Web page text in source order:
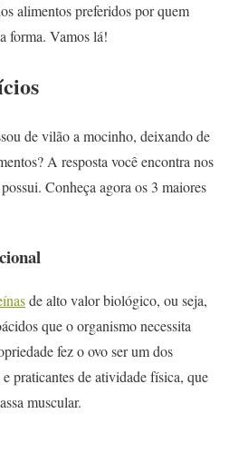
alimentos preferidos por quem
forma. Vamos lá!
de vilão a mocinho, deixando de
A resposta você encontra nos
Conheça agora os 3 maiores
de alto valor biológico, ou seja,
que o organismo necessita
fez o ovo ser um dos
praticantes de atividade física, que
muscular.